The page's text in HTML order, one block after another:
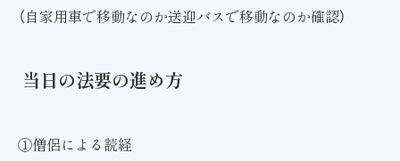
（自家用車で移動なのか送迎バスで移動なのか確認）
当日の法要の進め方
①僧侶による読経